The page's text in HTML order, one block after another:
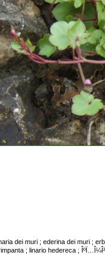
dei muri ; ederina dei muri ;
; linario hedereca ;